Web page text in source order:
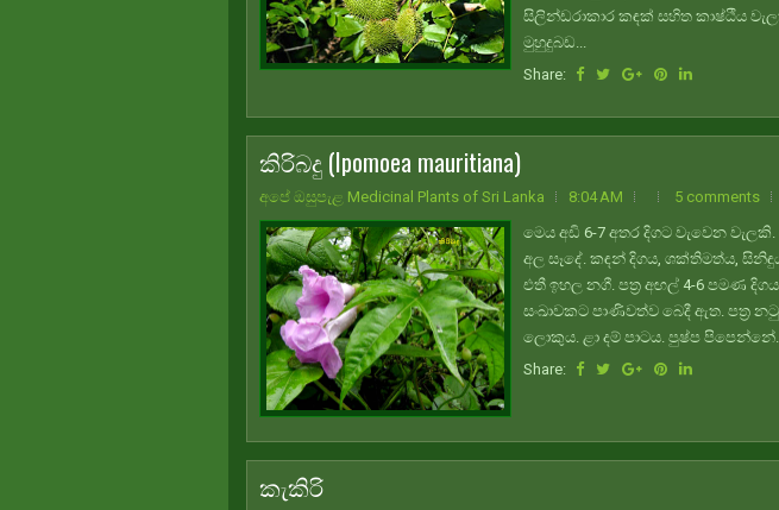
සිලින්ඩරාකාර කඳක් සහිත කාෂ්ඨීය
මුහුදුබඩ...
Share:
කිරිබදු (Ipomoea mauritiana)
අපේ ඔසුපැළ Medicinal Plants of Sri Lanka 8:04 AM
5 comments
මෙය අඩි 6-7 අතර දිගට වැවෙන
අල සෑදේ. කඳන් දිගය, ශක්තිමත්ය,
එතී ඉහල නගී. පත්‍ර අඟල් 4-6 පමණ
සංඛාවකට පාණිවත්ව බෙදී ඇත. පත්‍ර
ලොකුය. ළා දම් පාටය. පුෂ්ප පිපෙන්නේ...
Share:
කැකිරි